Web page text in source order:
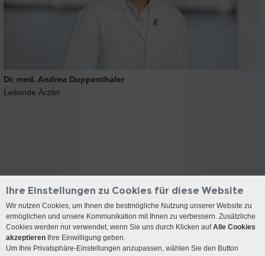
Dr. med. Andrea Duppenthaler
Leitende Ärztin
Kontakt
Anreise
Ihre Einstellungen zu Cookies für diese Website
Wir nutzen Cookies, um Ihnen die bestmögliche Nutzung unserer Website zu
ermöglichen und unsere Kommunikation mit Ihnen zu verbessern. Zusätzliche
Cookies werden nur verwendet, wenn Sie uns durch Klicken aufAlle Cookies
akzeptieren Ihre Einwilligung geben.
Um Ihre Privatsphäre-Einstellungen anzupassen, wählen Sie den Button